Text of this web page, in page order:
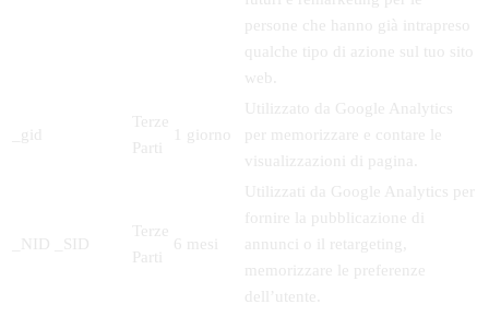
persone che hanno già intrapreso
qualche tipo di azione sul tuo sito
web.
_gid
Terze
Parti
1 giorno
Utilizzato da Google Analytics
per memorizzare e contare le
visualizzazioni di pagina.
_NID _SID
Terze
Parti
6 mesi
Utilizzati da Google Analytics per
fornire la pubblicazione di
annunci o il retargeting,
memorizzare le preferenze
dell’utente.